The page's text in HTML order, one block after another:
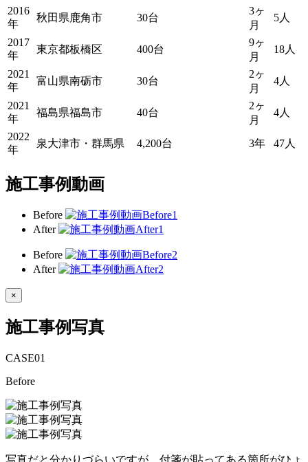
2016
年
秋田県鹿角市 30台
3ヶ
月
5人
2017
年
東京都板橋区 400台
9ヶ
月
18人
2021
年
富山県南砺市 30台
2ヶ
月
4人
2021
年
福島県福島市 40台
2ヶ
月
4人
2022
年
泉大津市・群馬県 4,200台 3年 47人
施工事例動画
Before
After
Before
After
×
施工事例写真
CASE01
Before